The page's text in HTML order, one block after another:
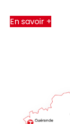
En savoir +